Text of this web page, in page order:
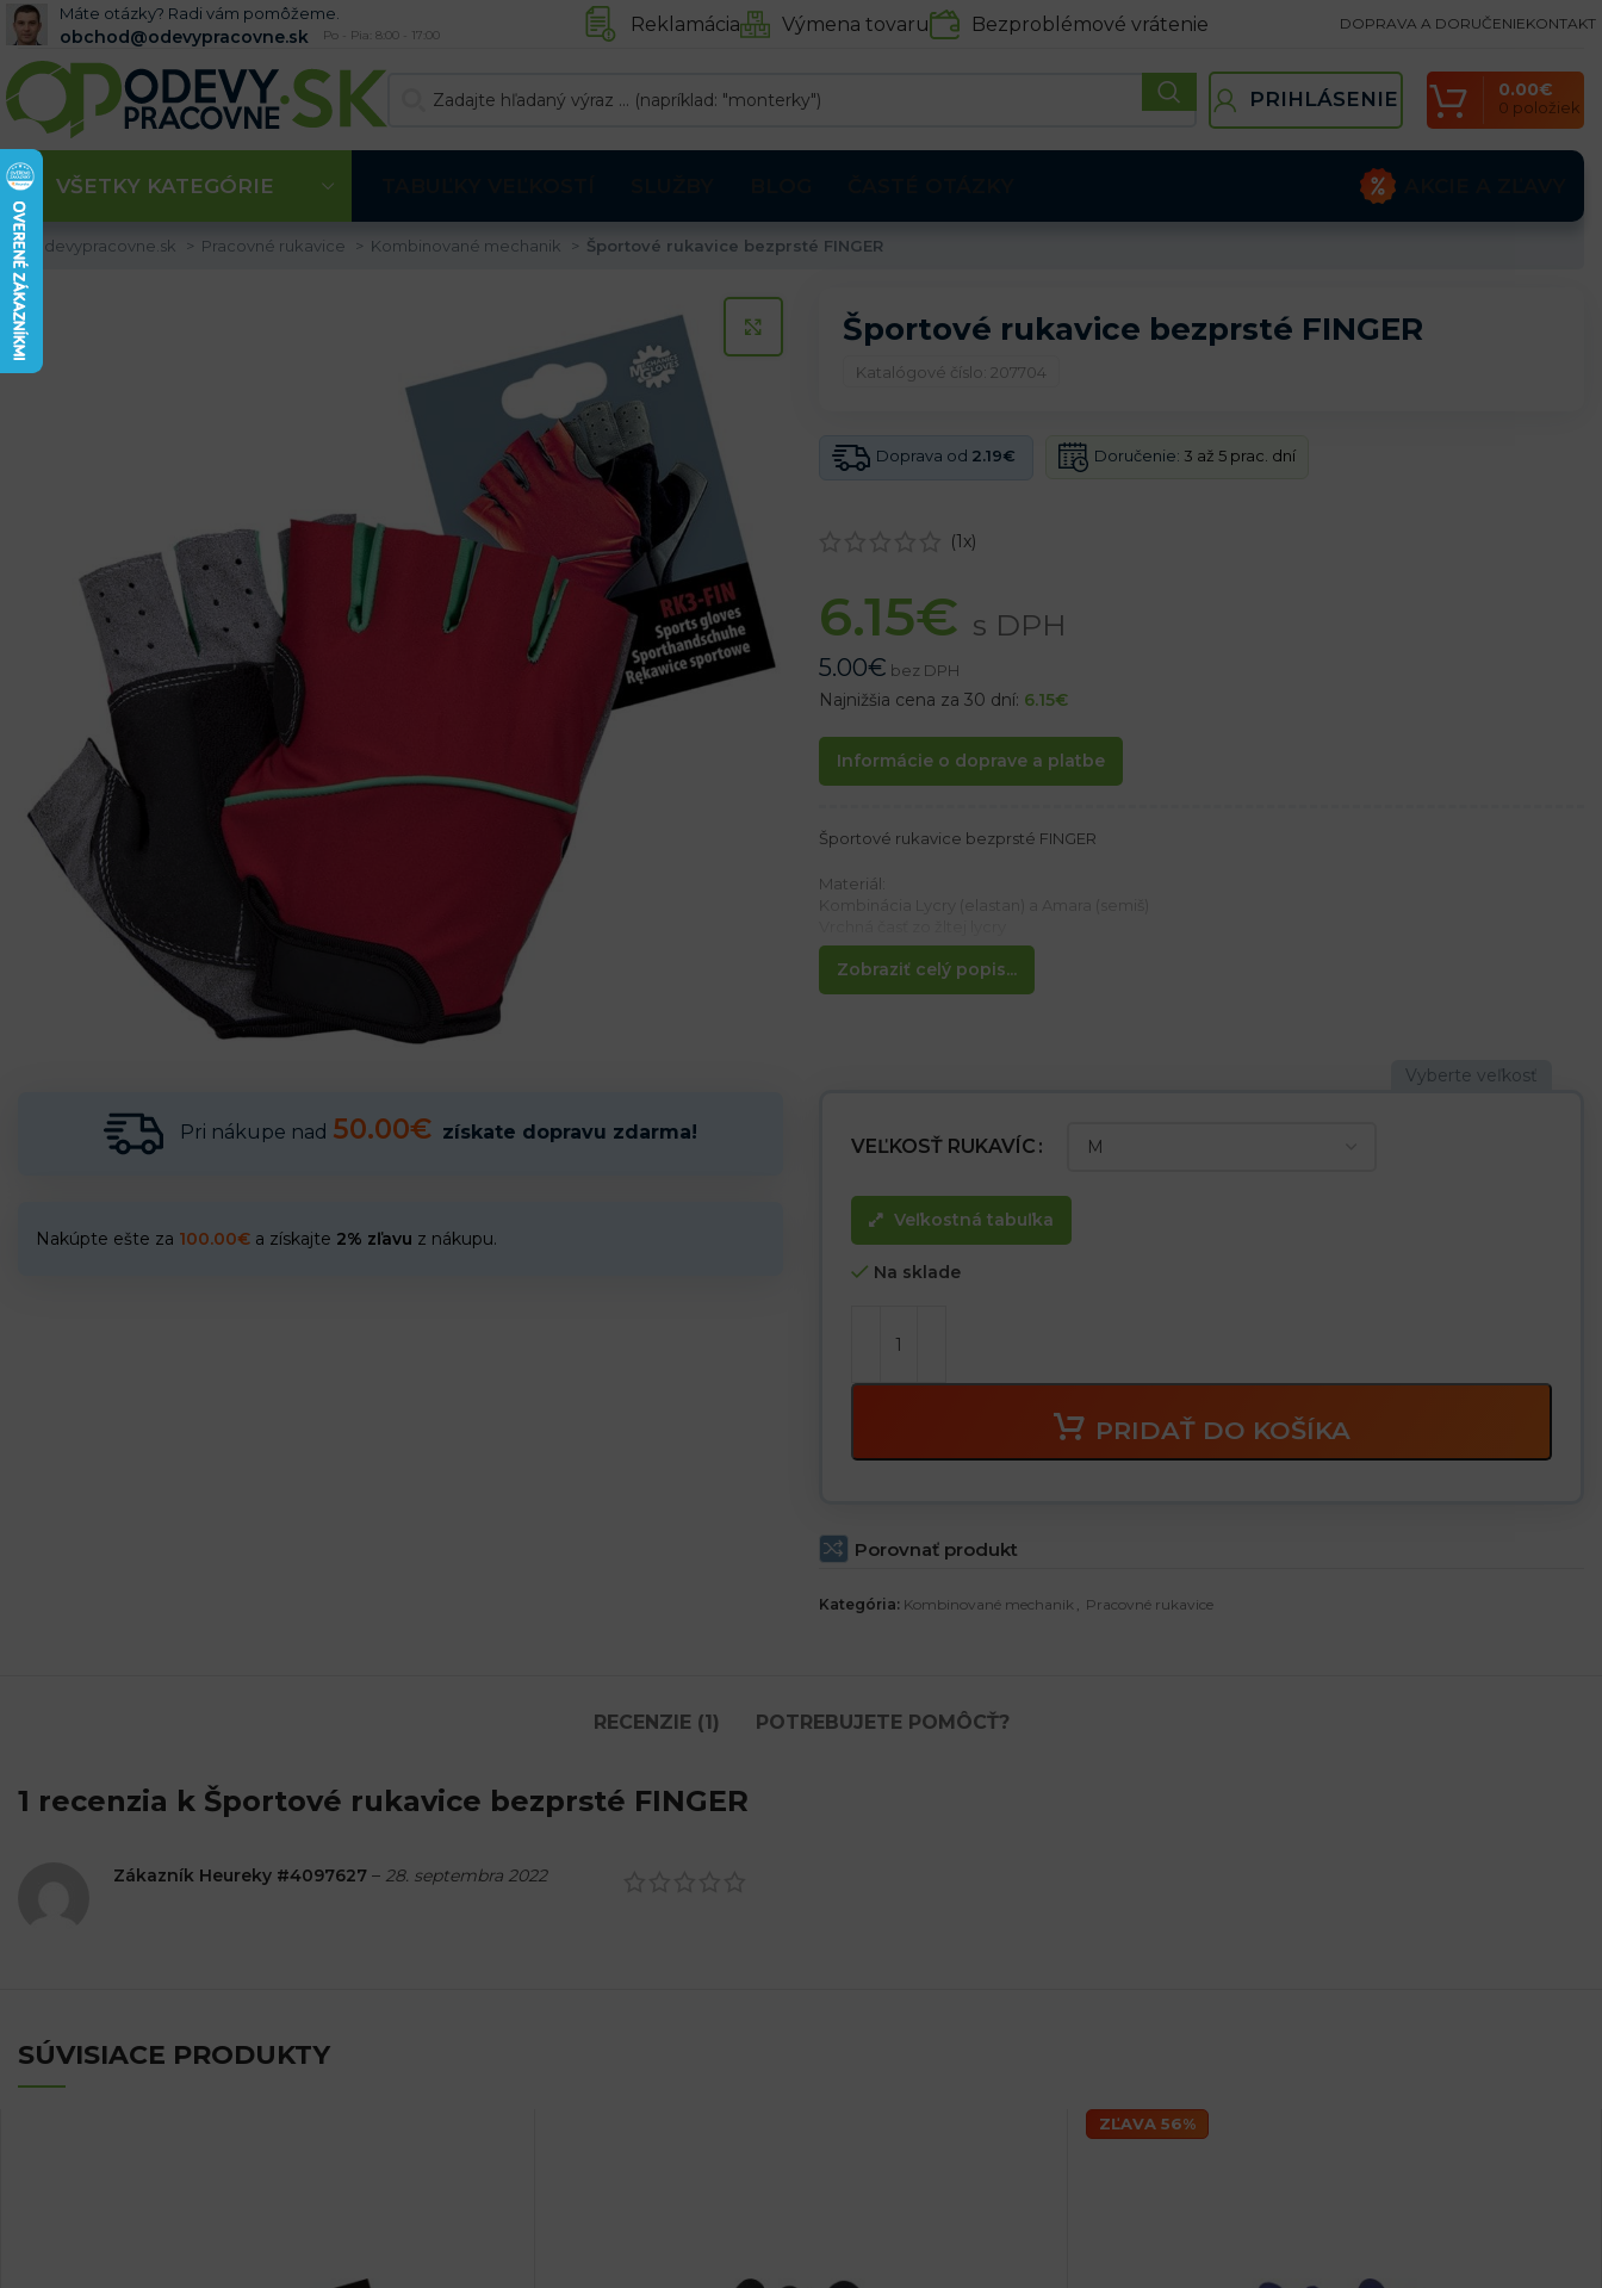
Máte otázky? Radi vám pomôžeme.
obchod@odevypracovne.sk Po - Pia: 8:00 - 17:00 Reklamácia Výmena tovaru Bezproblémové vrátenie DOPRAVA A DORUČENIEKONTAKT
PRIHLÁSENIE 0 položiek
0.00€
VŠETKY KATEGÓRIE
Odevypracovne.sk Pracovné rukavice Kombinované mechanik Športové rukavice bezprsté FINGER
KLIKNITE PRE ZVÄČŠENIE
Pri nákupe nad 50.00€ získate dopravu zdarma!
Nakúpte ešte za 100.00€ a získajte 2% zľavu z nákupu.
Športové rukavice bezprsté FINGER
Katalógové číslo: 207704
Doprava od 2.19€ Doručenie: 3 až 5 prac. dní
(1x)
6.15€ s DPH
5.00€ bez DPH
Najnižšia cena za 30 dní: 6.15€
Informácie o doprave a platbe
Zobraziť celý popis...
Športové rukavice bezprsté FINGER
Materiál:
Kombinácia Lycry (elastan) a Amara (semiš)
Vlastnosti:
– Vystužené na dlani
VEĽKOSŤ RUKAVÍC
Veľkostná tabuľka
Na sklade
PRIDAŤ DO KOŠÍKA
Porovnať produkt
Kategória: Kombinované mechanik , Pracovné rukavice
RECENZIE (1) POTREBUJETE POMÔCŤ?
1 recenzia k Športové rukavice bezprsté FINGER
Zákazník Heureky #4097627 – 28. septembra 2022
SÚVISIACE PRODUKTY
ZĽAVA 56%